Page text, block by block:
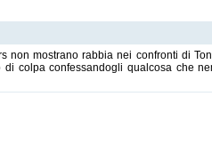
non mostrano rabbia nei confronti di
colpa confessandogli qualcosa che